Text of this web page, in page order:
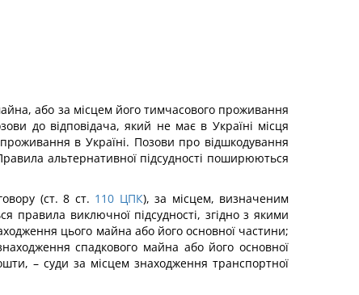
або за місцем його тимчасового проживання
до відповідача, який не має в Україні місця
в Україні. Позови про відшкодування
альтернативної підсудності поширюються
(ст. 8 ст. 110 ЦПК), за місцем, визначеним
правила виключної підсудності, згідно з якими
цього майна або його основної частини;
спадкового майна або його основної
– суди за місцем знаходження транспортної